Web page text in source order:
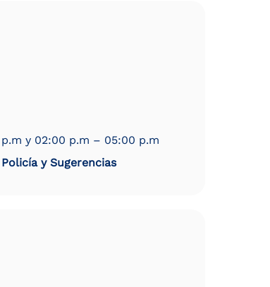
y 02:00 p.m – 05:00 p.m
y Sugerencias